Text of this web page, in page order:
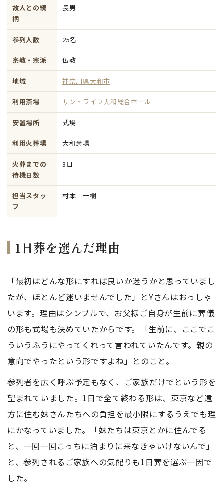
故人との続
柄
長男
参列人数 25名
宗教・宗派 仏教
地域 神奈川県大和市
利用斎場 サン・ライフ大和総合ホール
安置場所 式場
利用火葬場 大和斎場
火葬までの
待機日数
3日
担当スタッ
フ
村本 一樹
1日葬を選んだ理由
「最初はどんな形にすれば良いか迷うかと思っていまし
たが、ほとんど迷いませんでした」とYさんはおっしゃ
います。理由はシンプルで、お父様ご自身が生前に葬儀
の形も式場も決めていたからです。「生前に、ここでこ
ういうふうにやってくれって言われていたんです。親の
意向でやったという形ですよね」とのこと。
参列者を広く呼ぶ予定もなく、ご家族だけでという形を
望まれていました。1日で全て終わる形は、東京など遠
方に住む妹さんたちへの負担を最小限にするうえでも理
にかなっていました。「妹たちは東京とかに住んでる
と、一回一回こっちに泊まりに来なきゃいけないんで」
と、参列されるご家族への気配りも1日葬を選ぶ一因で
した。